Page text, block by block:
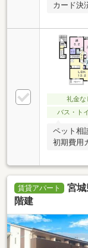
カード決
礼金な
バス・ト
ペット相
初期費用
賃貸アパート
宮
階建